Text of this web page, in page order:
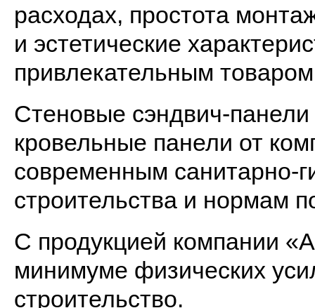
расходах, простота
и эстетические
привлекательным
Стеновые сэндвич-
кровельные панели от
современным санитарно-
строительства и нормам
С продукцией компании
минимуме физических
строительство.